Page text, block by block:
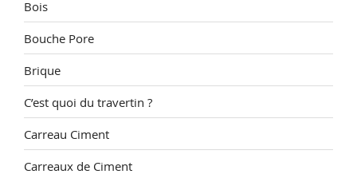
Bois
Bouche Pore
Brique
C’est quoi du travertin ?
Carreau Ciment
Carreaux de Ciment